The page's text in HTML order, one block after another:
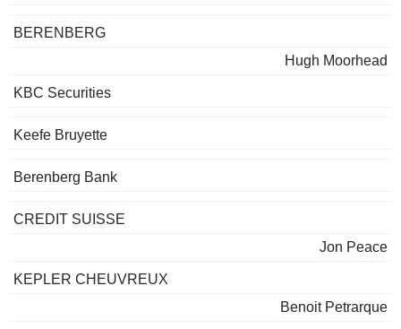
BERENBERG
Hugh Moorhead
KBC Securities
Keefe Bruyette
Berenberg Bank
CREDIT SUISSE
Jon Peace
KEPLER CHEUVREUX
Benoit Petrarque